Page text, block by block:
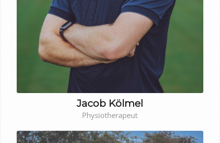
Jacob Kölmel
Physiotherapeut